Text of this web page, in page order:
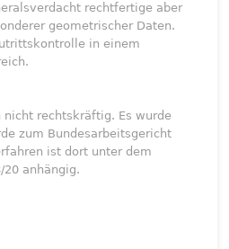
rechtfertige aber
geometrischer Daten.
in einem
nicht rechtskräftig. Es wurde
zum Bundesarbeitsgericht
ist dort unter dem
20 anhängig.